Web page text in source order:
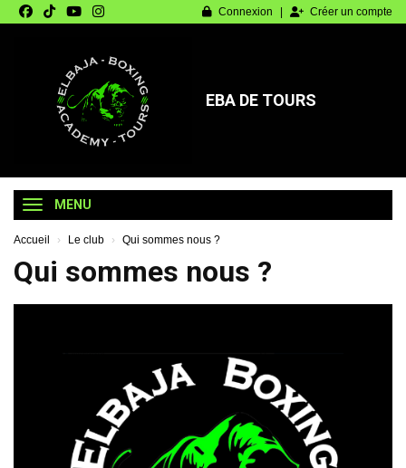
Connexion Créer un compte
EBA DE TOURS
MENU
Accueil Le club Qui sommes nous ?
Qui sommes nous ?
Panneau de gestion des cookies